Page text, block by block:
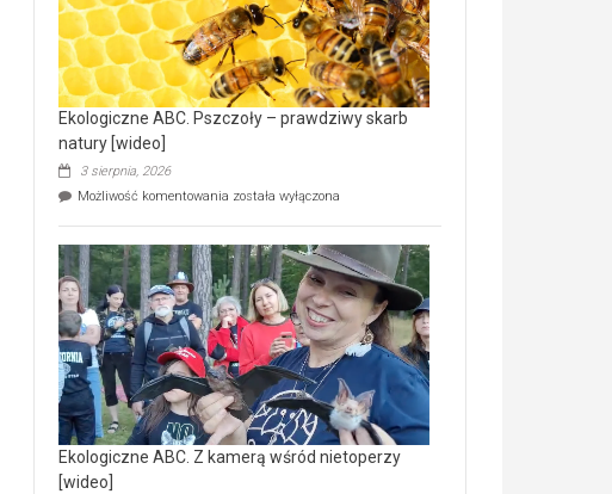
15,6
mln
na
modernizację
oczyszczalni
ścieków
[wideo]
Ekologiczne ABC. Pszczoły – prawdziwy skarb
natury [wideo]
3 sierpnia, 2026
Możliwość komentowania Ekologiczne
–
prawdziwy
skarb
natury
[wideo]
została wyłączona
Ekologiczne ABC. Z kamerą wśród nietoperzy
[wideo]